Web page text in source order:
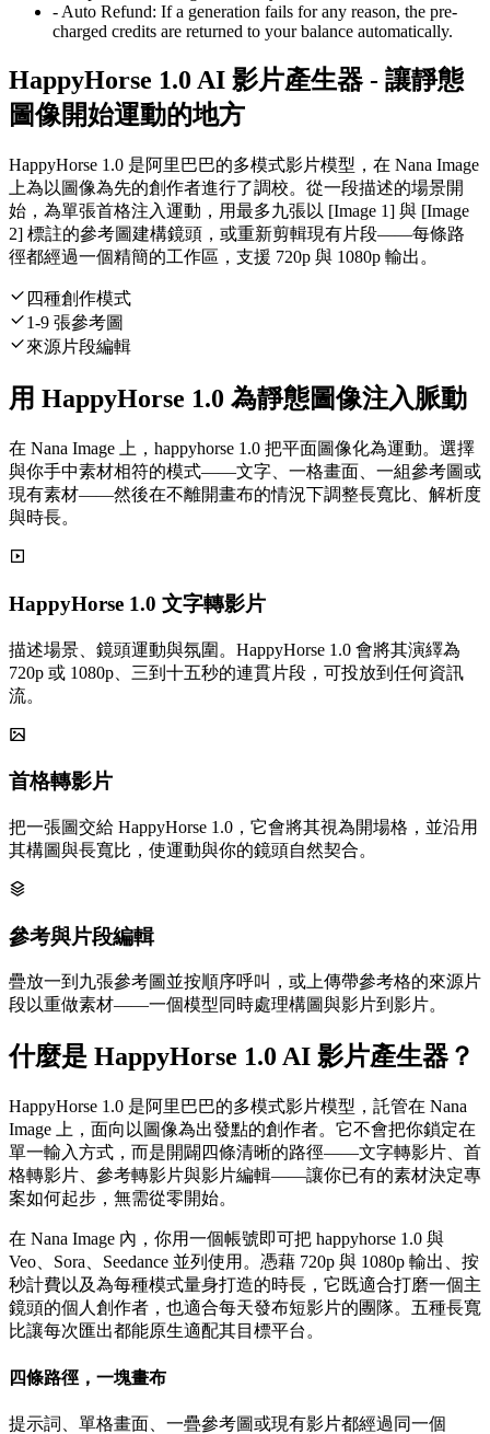
- Auto Refund: If a generation fails for any reason, the pre-
charged credits are returned to your balance automatically.
HappyHorse 1.0 AI 影片產生器 - 讓靜態
圖像開始運動的地方
HappyHorse 1.0 是阿里巴巴的多模式影片模型，在 Nana Image
上為以圖像為先的創作者進行了調校。從一段描述的場景開
始，為單張首格注入運動，用最多九張以 [Image 1] 與 [Image
2] 標註的參考圖建構鏡頭，或重新剪輯現有片段——每條路
徑都經過一個精簡的工作區，支援 720p 與 1080p 輸出。
四種創作模式
1-9 張參考圖
來源片段編輯
用 HappyHorse 1.0 為靜態圖像注入脈動
在 Nana Image 上，happyhorse 1.0 把平面圖像化為運動。選擇
與你手中素材相符的模式——文字、一格畫面、一組參考圖或
現有素材——然後在不離開畫布的情況下調整長寬比、解析度
與時長。
HappyHorse 1.0 文字轉影片
描述場景、鏡頭運動與氛圍。HappyHorse 1.0 會將其演繹為
720p 或 1080p、三到十五秒的連貫片段，可投放到任何資訊
流。
首格轉影片
把一張圖交給 HappyHorse 1.0，它會將其視為開場格，並沿用
其構圖與長寬比，使運動與你的鏡頭自然契合。
參考與片段編輯
疊放一到九張參考圖並按順序呼叫，或上傳帶參考格的來源片
段以重做素材——一個模型同時處理構圖與影片到影片。
什麼是 HappyHorse 1.0 AI 影片產生器？
HappyHorse 1.0 是阿里巴巴的多模式影片模型，託管在 Nana
Image 上，面向以圖像為出發點的創作者。它不會把你鎖定在
單一輸入方式，而是開闢四條清晰的路徑——文字轉影片、首
格轉影片、參考轉影片與影片編輯——讓你已有的素材決定專
案如何起步，無需從零開始。
在 Nana Image 內，你用一個帳號即可把 happyhorse 1.0 與
Veo、Sora、Seedance 並列使用。憑藉 720p 與 1080p 輸出、按
秒計費以及為每種模式量身打造的時長，它既適合打磨一個主
鏡頭的個人創作者，也適合每天發布短影片的團隊。五種長寬
比讓每次匯出都能原生適配其目標平台。
四條路徑，一塊畫布
提示詞、單格畫面、一疊參考圖或現有影片都經過同一個